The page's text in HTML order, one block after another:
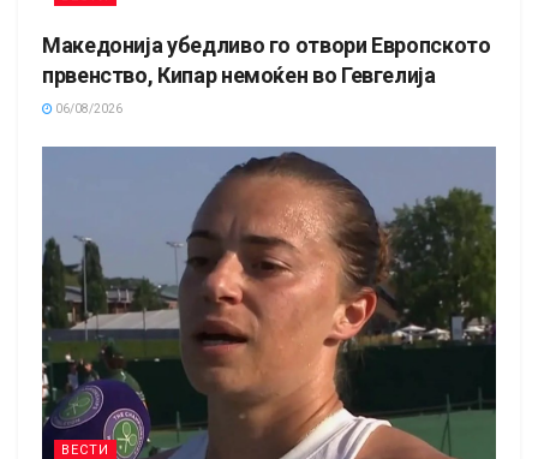
Македонија убедливо го отвори Европското
првенство, Кипар немоќен во Гевгелија
06/08/2026
ВЕСТИ